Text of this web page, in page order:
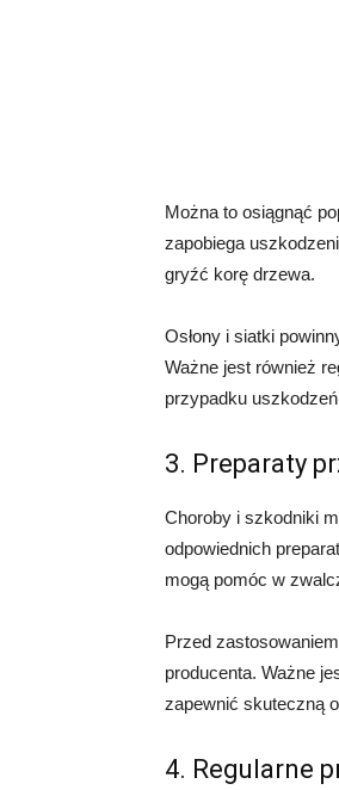
Można to osiągnąć
zapobiega
gryźć korę drzewa.
Osłony i siatki
Ważne jest również
przypadku
3. Preparaty
Choroby i szkodniki
odpowiednich
mogą pomóc w
Przed
producenta. Ważne
zapewnić skuteczną
4. Regularne